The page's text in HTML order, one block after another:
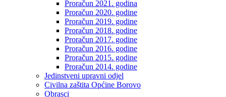
Proračun 2021. godina
Proračun 2020. godine
Proračun 2019. godine
Proračun 2018. godine
Proračun 2017. godine
Proračun 2016. godine
Proračun 2015. godine
Proračun 2014. godine
Jedinstveni upravni odjel
Civilna zaštita Općine Borovo
Obrasci